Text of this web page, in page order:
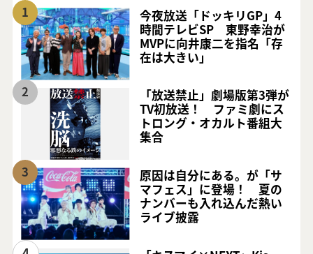
1
今夜放送「ドッキリGP」4
時間テレビSP 東野幸治が
MVPに向井康二を指名「存
在は大きい」
2
「放送禁止」劇場版第3弾が
TV初放送！ ファミ劇にス
トロング・オカルト番組大
集合
3
原因は自分にある。が「サ
マフェス」に登場！ 夏の
ナンバーも入れ込んだ熱い
ライブ披露